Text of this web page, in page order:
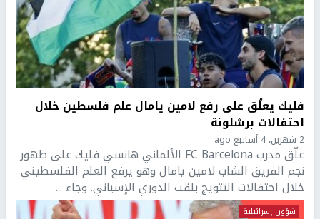
فليك يعلّق على رفع لامين يامال علم فلسطين خلال
احتفالات برشلونة
2 شهرين، 4 أسابيع ago
علّق مدرب FC Barcelona الألماني هانسي فليك على ظهور
نجم الفريق الشاب لامين يامال وهو يرفع العلم الفلسطيني
خلال احتفالات التتويج بلقب الدوري الإسباني. وجاء ...
شؤون إسرائيلية